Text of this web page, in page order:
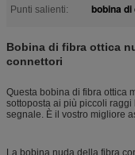
Punti salienti:
bobina
Bobina di fibra ottica
connettori
Questa bobina di fibra ottica
sottoposta ai più piccoli
segnale. È il vostro migliore
La bobina nuda della fibra